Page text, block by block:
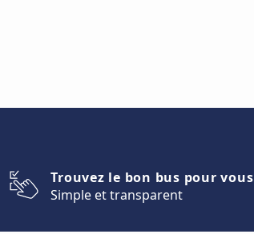
Trouvez le bon bus pour vous
Simple et transparent